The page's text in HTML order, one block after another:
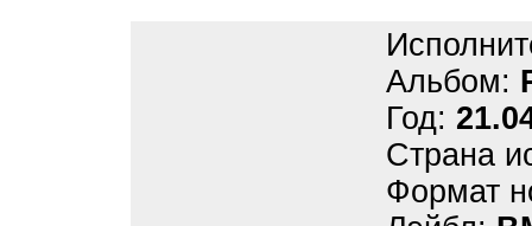
Альбом:
Год:
Страна
Формат